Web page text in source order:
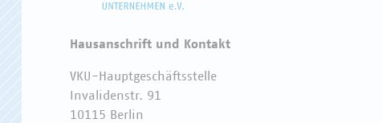
Hausanschrift und Kontakt
VKU-Hauptgeschäftsstelle
Invalidenstr. 91
10115 Berlin